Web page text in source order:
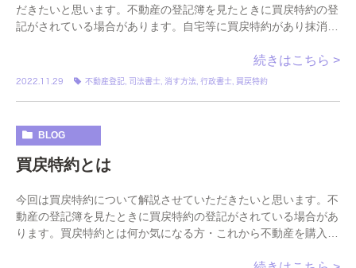
だきたいと思います。不動産の登記簿を見たときに買戻特約の登
記がされている場合があります。自宅等に買戻特約があり抹消し
続きはこちら >
2022.11.29 不動産登記 司法書士 消す方法 行政書士 買戻特約
BLOG
買戻特約とは
今回は買戻特約について解説させていただきたいと思います。不
動産の登記簿を見たときに買戻特約の登記がされている場合があ
ります。買戻特約とは何か気になる方・これから不動産を購入さ